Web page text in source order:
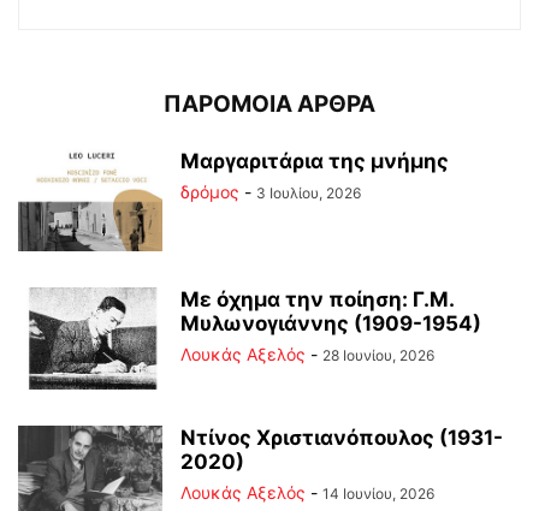
ΠΑΡΟΜΟΙΑ ΑΡΘΡΑ
Μαργαριτάρια της μνήμης
δρόμος - 3 Ιουλίου, 2026
Με όχημα την ποίηση: Γ.Μ.
Μυλωνογιάννης (1909-1954)
Λουκάς Αξελός - 28 Ιουνίου, 2026
Ντίνος Χριστιανόπουλος (1931-
2020)
Λουκάς Αξελός - 14 Ιουνίου, 2026